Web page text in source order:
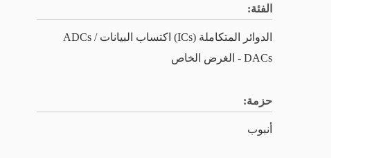
الفئة:
الدوائر المتكاملة (ICs) اكتساب البيانات ADCs /
DACs - الغرض الخاص
حزمة:
أنبوب